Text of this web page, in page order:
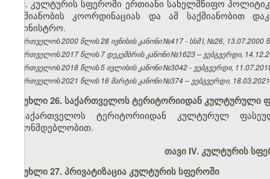
2. კულტურის სფეროში ერთიანი სახელმწიფო
საქმიანობის კოორდინაციას და ამ საქმიანობით
სამინისტრო.
საქართველოს 2000 წლის 28 ივნისის კანონი №417 - სსმ I, №26, 13.07.2000
საქართველოს 2017 წლის 7 დეკემბრის კანონი №1623 – ვებგვერდი,
საქართველოს 2018 წლის 5 ივლისის კანონი №3042 - ვებგვერდი,
საქართველოს 2021 წლის 16 მარტის კანონი №374 – ვებგვერდი,
მუხლი 26. საქართველოს ტერიტორიიდან კულტურული
საქართველოს ტერიტორიიდან კულტურულ
კანონმდებლობით.
თავი IV. კულტურის
მუხლი 27. პრივატიზაცია კულტურის სფეროში